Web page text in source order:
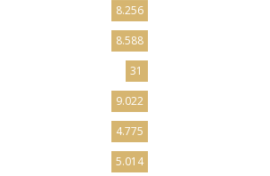
8.256
8.588
31
9.022
4.775
5.014